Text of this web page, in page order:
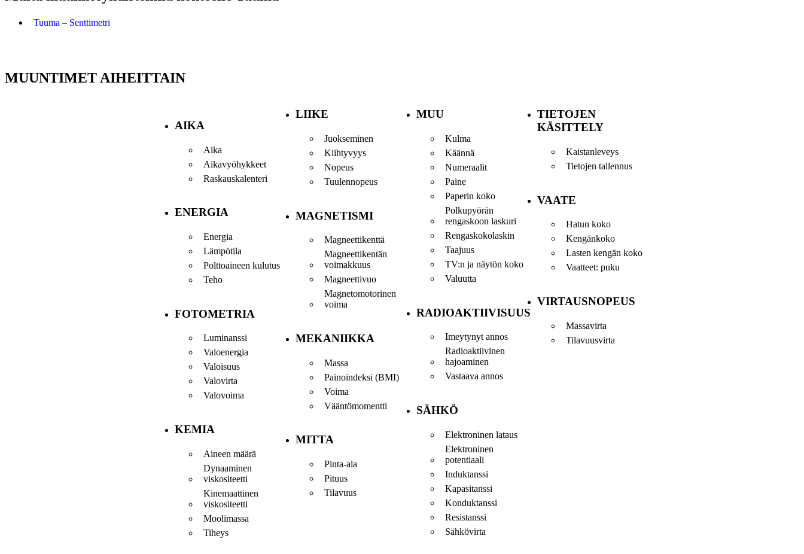
Tuuma – Senttimetri
MUUNTIMET AIHEITTAIN
AIKA
Aika
Aikavyöhykkeet
Raskauskalenteri
ENERGIA
Energia
Lämpötila
Polttoaineen kulutus
Teho
FOTOMETRIA
Luminanssi
Valoenergia
Valoisuus
Valovirta
Valovoima
KEMIA
Aineen määrä
Dynaaminen
viskositeetti
Kinemaattinen
viskositeetti
Moolimassa
Tiheys
LIIKE
Juokseminen
Kiihtyvyys
Nopeus
Tuulennopeus
MAGNETISMI
Magneettikenttä
Magneettikentän
voimakkuus
Magneettivuo
Magnetomotorinen
voima
MEKANIIKKA
Massa
Painoindeksi (BMI)
Voima
Vääntömomentti
MITTA
Pinta-ala
Pituus
Tilavuus
MUU
Kulma
Käännä
Numeraalit
Paine
Paperin koko
Polkupyörän
rengaskoon laskuri
Rengaskokolaskin
Taajuus
TV:n ja näytön koko
Valuutta
RADIOAKTIIVISUUS
Imeytynyt annos
Radioaktiivinen
hajoaminen
Vastaava annos
SÄHKÖ
Elektroninen lataus
Elektroninen
potentiaali
Induktanssi
Kapasitanssi
Konduktanssi
Resistanssi
Sähkövirta
TIETOJEN
KÄSITTELY
Kaistanleveys
Tietojen tallennus
VAATE
Hatun koko
Kengänkoko
Lasten kengän koko
Vaatteet: puku
VIRTAUSNOPEUS
Massavirta
Tilavuusvirta